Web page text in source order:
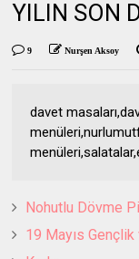
YILIN SON
9 Nurşen Aksoy
davet
Nohutlu Dövme
19 Mayıs Gençlik